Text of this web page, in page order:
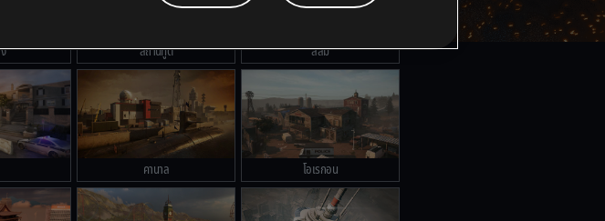
สถานทูต สลัม
คานาล โอเรกอน